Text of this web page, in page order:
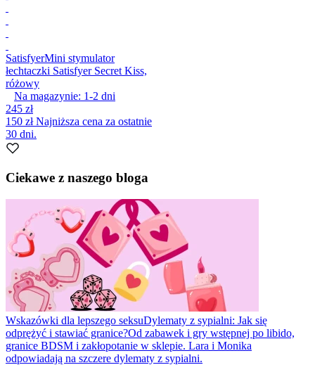
SatisfyerMini stymulator
łechtaczki Satisfyer Secret Kiss,
różowy
Na magazynie: 1-2 dni
245 zł
150 złNajniższa cena za ostatnie
30 dni.
Ciekawe z naszego bloga
Wskazówki dla lepszego seksuDylematy z sypialni: Jak się
odprężyć i stawiać granice?Od zabawek i gry wstępnej po libido,
granice BDSM i zakłopotanie w sklepie. Lara i Monika
odpowiadają na szczere dylematy z sypialni.